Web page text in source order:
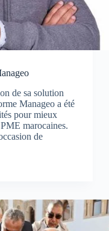
de sa solution
Manageo a été
pour mieux
marocaines.
de